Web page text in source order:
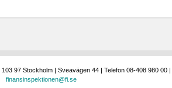
97 Stockholm | Sveavägen 44 | Telefon 08-408 980 00 |
finansinspektionen@fi.se